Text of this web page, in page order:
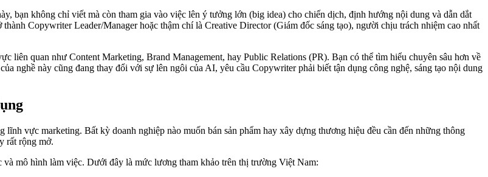
bạn không chỉ viết mà còn tham gia vào việc lên ý tưởng lớn (big idea) cho chiến dịch, định hướng nội dung và dẫn dắt
Copywriter Leader/Manager hoặc thậm chí là Creative Director (Giám đốc sáng tạo), người chịu trách nhiệm cao nhất
liên quan như Content Marketing, Brand Management, hay Public Relations (PR). Bạn có thể tìm hiểu chuyên sâu hơn về
nghề này cũng đang thay đổi với sự lên ngôi của AI, yêu cầu Copywriter phải biết tận dụng công nghệ, sáng tạo nội dung
vực marketing. Bất kỳ doanh nghiệp nào muốn bán sản phẩm hay xây dựng thương hiệu đều cần đến những thông
rất rộng mở.
mô hình làm việc. Dưới đây là mức lương tham khảo trên thị trường Việt Nam: